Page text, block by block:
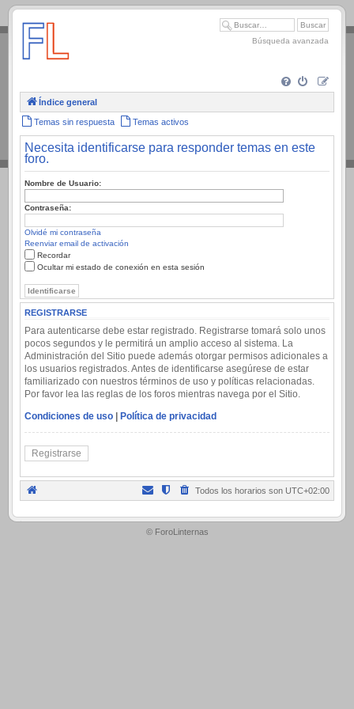
.
Búsqueda avanzada
Índice general
Temas sin respuesta Temas activos
Necesita identificarse para responder temas en este
foro.
Nombre de Usuario:
Contraseña:
Olvidé mi contraseña
Reenviar email de activación
Recordar
Ocultar mi estado de conexión en esta sesión
REGISTRARSE
Para autenticarse debe estar registrado. Registrarse tomará solo unos
pocos segundos y le permitirá un amplio acceso al sistema. La
Administración del Sitio puede además otorgar permisos adicionales a
los usuarios registrados. Antes de identificarse asegúrese de estar
familiarizado con nuestros términos de uso y políticas relacionadas.
Por favor lea las reglas de los foros mientras navega por el Sitio.
Condiciones de uso | Política de privacidad
Registrarse
Todos los horarios son UTC+02:00
.
© ForoLinternas